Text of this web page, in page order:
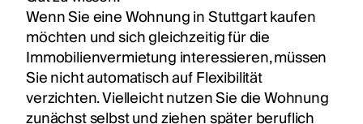
Wenn Sie eineWohnung in Stuttgartkaufen
möchten und sich gleichzeitig für die
Immobilienvermietunginteressieren, müssen
Sie nicht automatisch auf Flexibilität
verzichten. Vielleicht nutzen Sie die Wohnung
zunächst selbst und ziehen später beruflich